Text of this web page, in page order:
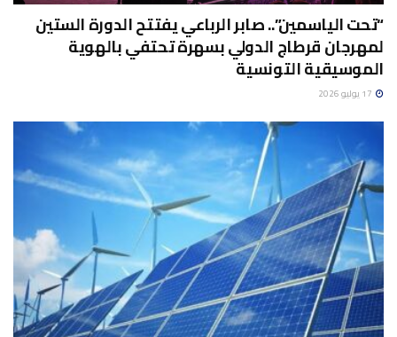
“تحت الياسمين”.. صابر الرباعي يفتتح الدورة الستين
لمهرجان قرطاج الدولي بسهرة تحتفي بالهوية
الموسيقية التونسية